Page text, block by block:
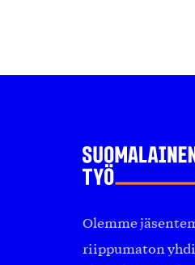
Olemme
riippumaton